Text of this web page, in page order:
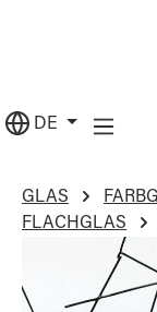
DE
GLAS
FLACHGLAS